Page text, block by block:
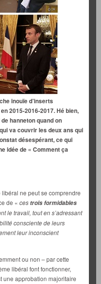
inouïe d’inserts
2015-2016-2017. Hé bien,
hanneton quand on
va couvrir les deux ans qui
désespérant, ce qui
idée de « Comment ça
ne peut se comprendre
de « cestrois formidables
le travail, tout en s’adressant
consciente de leurs
leur inconscient
ou non – par cette
libéral font fonctionner,
une approbation majoritaire